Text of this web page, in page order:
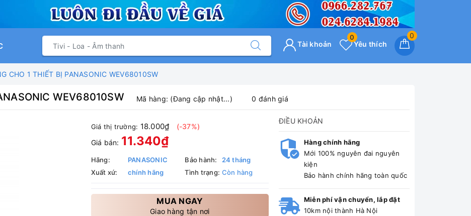
0
Yêu thích
0
Tài khoản
CHO 1 THIẾT BỊ PANASONIC WEV68010SW
WEV68010SW Mã hàng: (Đang cập nhật...) 0 đánh giá
Giá thị trường: 18.000₫
(-37%)
Giá bán: 11.340₫
Hãng:
PANASONIC
Xuất xứ:
chính hãng
Bảo hành:
24 tháng
Tình trạng: Còn hàng
MUA NGAY
Giao hàng tận nơi
ĐIỀU KHOẢN
Hàng chính hãng
Mới 100% nguyên đai nguyên
kiện
Bảo hành chính hãng toàn quốc
Miễn phí vận chuyển, lắp đặt
10km nội thành Hà Nội